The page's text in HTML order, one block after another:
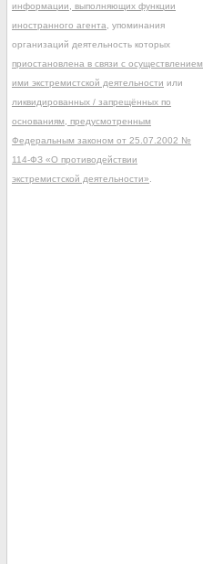
информации, выполняющих функции
иностранного агента , упоминания
организаций деятельность которых
приостановлена в связи с осуществлением
ими экстремистской деятельности или
ликвидированных / запрещённых по
основаниям, предусмотренным
Федеральным законом от 25.07.2002 №
114-ФЗ «О противодействии
экстремистской деятельности»